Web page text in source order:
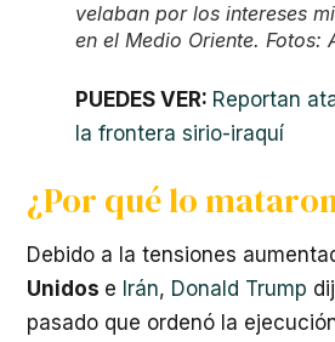
velaban por los intereses
en el Medio Oriente. Fotos:
PUEDES VER: Reportan
la frontera sirio-iraquí
¿Por qué lo
Debido a la tensiones
Unidos e Irán, Donald Trump
pasado que ordenó la